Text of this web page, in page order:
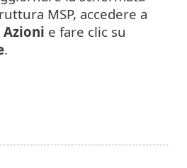
MSP, accedere a
Azioni e fare clic su
.